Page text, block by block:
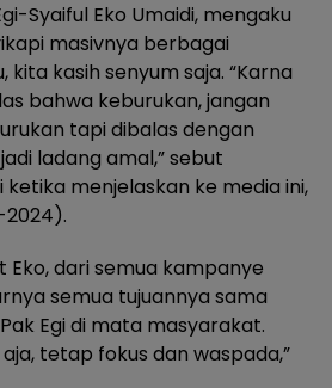
Syaiful Eko Umaidi, mengaku
masivnya berbagai
kasih senyum saja. “Karna
bahwa keburukan, jangan
tapi dibalas dengan
ladang amal,” sebut
menjelaskan ke media ini,
Eko, dari semua kampanye
semua tujuannya sama
Egi di mata masyarakat.
tetap fokus dan waspada,”